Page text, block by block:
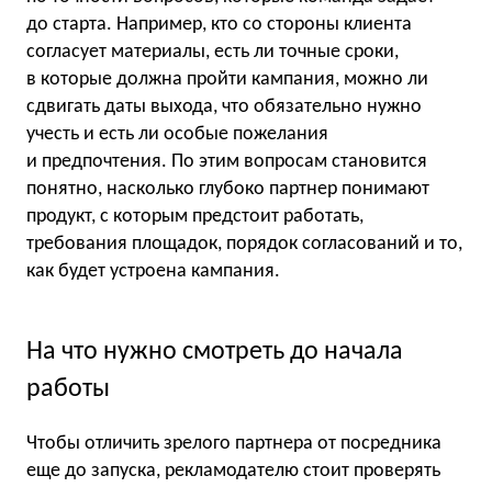
до старта. Например, кто со стороны клиента
согласует материалы, есть ли точные сроки,
в которые должна пройти кампания, можно ли
сдвигать даты выхода, что обязательно нужно
учесть и есть ли особые пожелания
и предпочтения. По этим вопросам становится
понятно, насколько глубоко партнер понимают
продукт, с которым предстоит работать,
требования площадок, порядок согласований и то,
как будет устроена кампания.
На что нужно смотреть до начала
работы
Чтобы отличить зрелого партнера от посредника
еще до запуска, рекламодателю стоит проверять